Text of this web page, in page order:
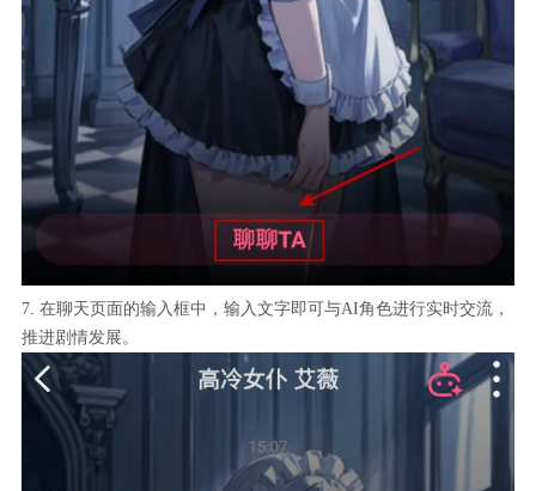
7. 在聊天页面的输入框中，输入文字即可与AI角色进行实时交流，
推进剧情发展。